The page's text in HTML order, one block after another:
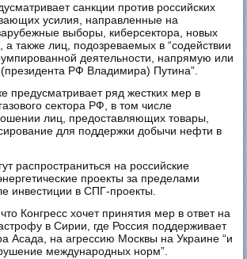
санкции против российских
усилия, направленные на
выборы, киберсектора, новых
а также лиц, подозреваемых в “содействии
деятельности, напрямую или
РФ Владимира) Путина”.
предусматривает ряд жестких мер в
сектора РФ, в том числе
лиц, предоставляющих товары,
для поддержки добычи нефти в
распространиться на российские
проекты за пределами
инвестиции в СПГ-проекты.
Конгресс хочет принятия мер в ответ на
в Сирии, где Россия поддерживает
Асада, на агрессию Москвы на Украине “и
международных норм”.